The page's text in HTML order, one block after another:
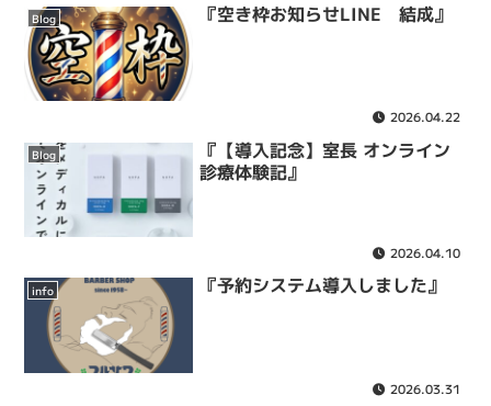
Blog 『空き枠お知らせLINE 結成』
2026.04.22
Blog
『【導入記念】室長 オンライン
診療体験記』
2026.04.10
info 『予約システム導入しました』
2026.03.31